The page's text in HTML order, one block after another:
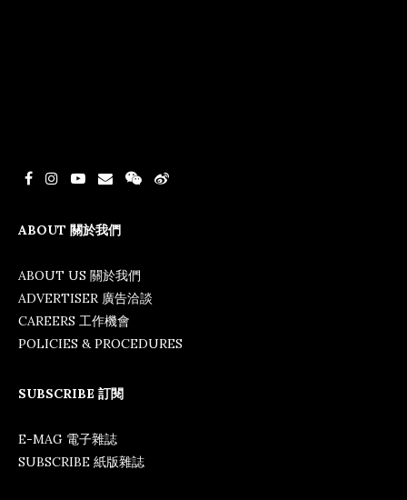
ABOUT 關於我們
ABOUT US 關於我們
ADVERTISER 廣告洽談
CAREERS 工作機會
POLICIES & PROCEDURES
SUBSCRIBE 訂閱
E-MAG 電子雜誌
SUBSCRIBE 紙版雜誌